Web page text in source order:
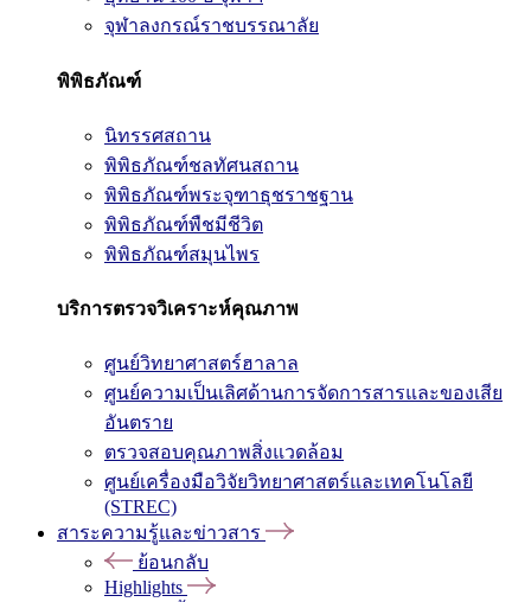
จุฬาลงกรณ์ราชบรรณาลัย
พิพิธภัณฑ์
นิทรรศสถาน
พิพิธภัณฑ์ชลทัศนสถาน
พิพิธภัณฑ์พระจุฑาธุชราชฐาน
พิพิธภัณฑ์พืชมีชีวิต
พิพิธภัณฑ์สมุนไพร
บริการตรวจวิเคราะห์คุณภาพ
ศูนย์วิทยาศาสตร์ฮาลาล
ศูนย์ความเป็นเลิศด้านการจัดการสารและของเสีย
อันตราย
ตรวจสอบคุณภาพสิ่งแวดล้อม
ศูนย์เครื่องมือวิจัยวิทยาศาสตร์และเทคโนโลยี
(STREC)
สาระความรู้และข่าวสาร
ย้อนกลับ
Highlights